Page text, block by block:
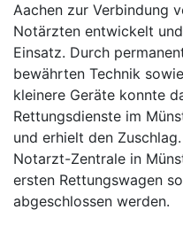
Aachen zur Verbindung
Notärzten entwickelt
Einsatz. Durch
bewährten Technik
kleinere Geräte konnte
Rettungsdienste im
und erhielt den
Notarzt-Zentrale in
ersten Rettungswagen
abgeschlossen werden.